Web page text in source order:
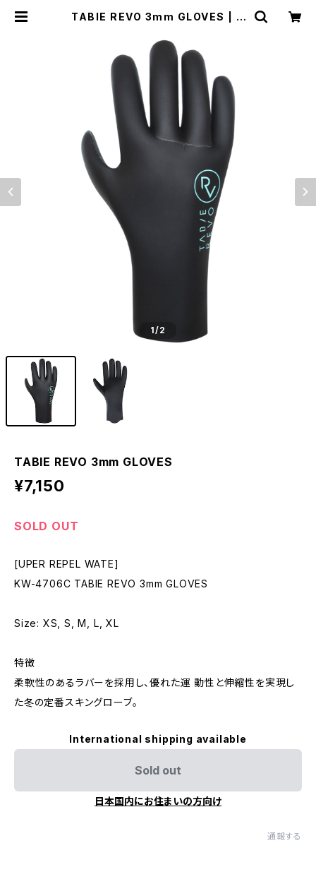
TABIE REVO 3mm GLOVES | B
1/2
TABIE REVO 3mm GLOVES
¥7,150
SOLD OUT
[UPER REPEL WATE]
KW-4706C TABIE REVO 3mm GLOVES
Size: XS, S, M, L, XL
特徴
柔軟性のあるラバーを採用し、優れた運 動性と伸縮性を実現し
た冬の定番スキングローブ。
International shipping available
Sold out
日本国内にお住まいの方向け
通報する